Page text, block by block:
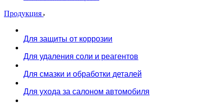
Продукция
Для защиты от коррозии
Для удаления соли и реагентов
Для смазки и обработки деталей
Для ухода за салоном автомобиля